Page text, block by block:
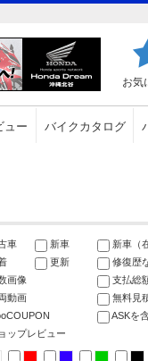
お気
ュー バイクカタログ
車 新車
新車（
更新
修復歴
画像
支払総
動画
無料見
ASKを
ップレビュー